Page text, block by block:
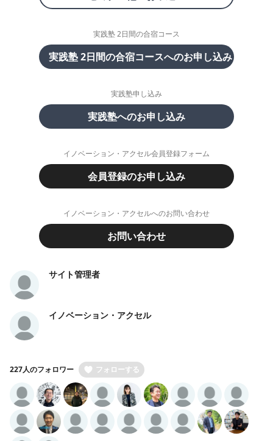
実践塾 2日間の合宿コース
実践塾 2日間の合宿コースへのお申し込み
実践塾申し込み
実践塾へのお申し込み
イノベーション・アクセル会員登録フォーム
会員登録のお申し込み
イノベーション・アクセルへのお問い合わせ
お問い合わせ
サイト管理者
イノベーション・アクセル
227人のフォロワー フォローする